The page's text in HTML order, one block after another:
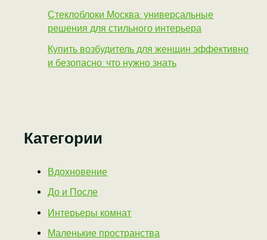
Стеклоблоки Москва: универсальные
решения для стильного интерьера
Купить возбудитель для женщин эффективно
и безопасно: что нужно знать
Категории
Вдохновение
До и После
Интерьеры комнат
Маленькие пространства